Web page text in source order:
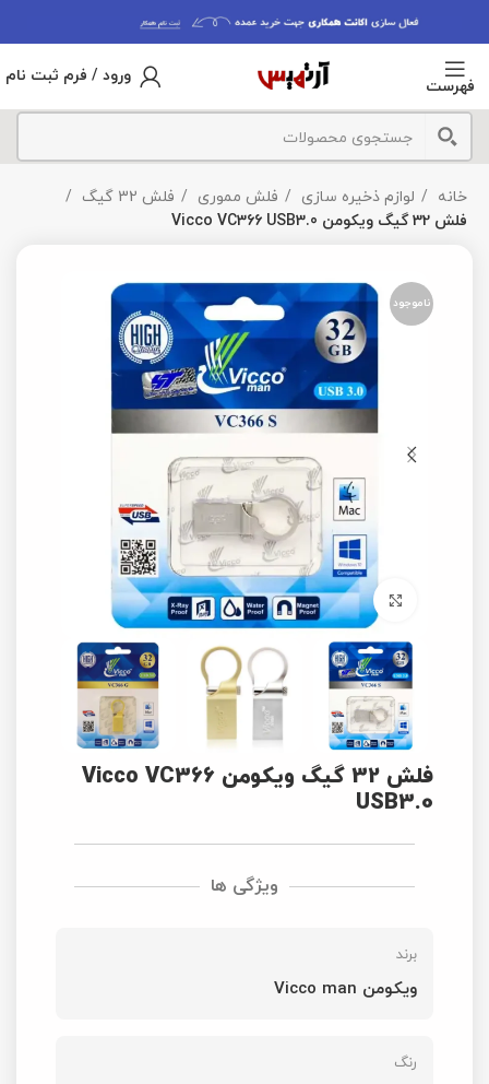
فهرست
ورود / فرم ثبت نام
خانه لوازم ذخیره سازی فلش مموری
فلش 32 گیگ
فلش 32 گیگ ویکومن Vicco VC366 USB3.0
ناموجود
برای بزرگنمایی کلیک کنید
فلش 32 گیگ ویکومن Vicco VC366
USB3.0
ویژگی ها
برند
ویکومن Vicco man
رنگ